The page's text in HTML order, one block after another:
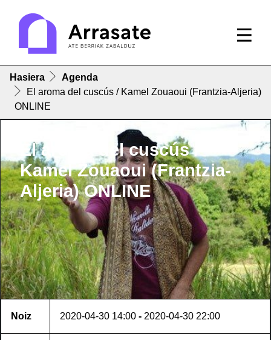
Hasiera
Agenda
El aroma del cuscús / Kamel Zouaoui (Frantzia-Aljeria)
ONLINE
El aroma del cuscús /
Kamel Zouaoui (Frantzia-
Aljeria) ONLINE
Noiz 2020-04-30 14:00 - 2020-04-30 22:00